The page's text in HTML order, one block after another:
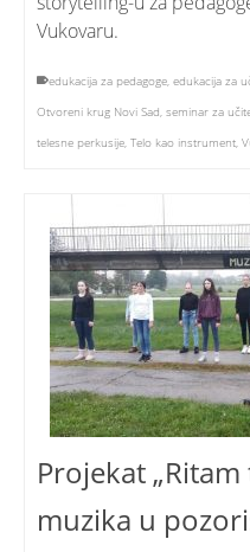
Vukovaru.
edukacija za pedagoge, edukacija za
Otvoreni krug Novi Sad, seminar za
telesne perkusije, Telo kao instrument,
Projekat „Ritam
muzika u